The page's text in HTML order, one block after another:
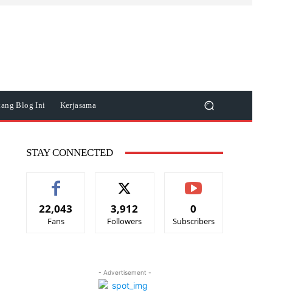
Blog Ini Kerjasama
STAY CONNECTED
22,043
Fans
3,912
Followers
0
Subscribers
- Advertisement -